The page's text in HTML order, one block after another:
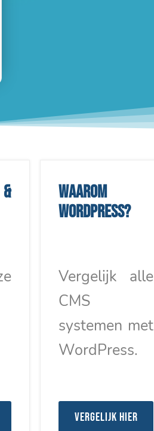
Waarom
WordPress?
Vergelijk alle
CMS
systemen met
WordPress.
Vergelijk hier